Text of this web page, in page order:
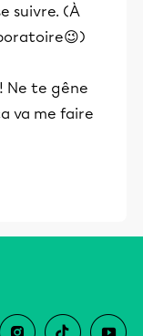
suivre. (À
Ne te gêne
va me faire